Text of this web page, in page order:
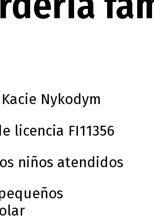
Kacie Nykodym
licencia FI11356
niños atendidos